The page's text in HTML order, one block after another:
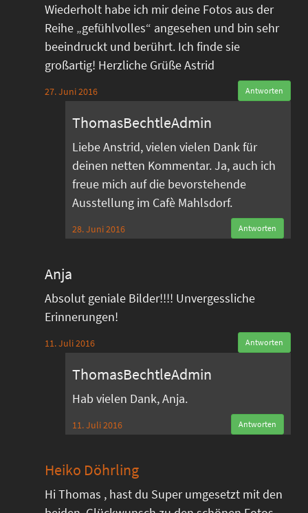
Wiederholt habe ich mir deine Fotos aus der
Reihe „gefühlvolles“ angesehen und bin sehr
beeindruckt und berührt. Ich finde sie
großartig! Herzliche Grüße Astrid
27. Juni 2016 Antworten
ThomasBechtleAdmin
Liebe Anstrid, vielen vielen Dank für
deinen netten Kommentar. Ja, auch ich
freue mich auf die bevorstehende
Ausstellung im Cafè Mahlsdorf.
28. Juni 2016 Antworten
Anja
Absolut geniale Bilder!!!! Unvergessliche
Erinnerungen!
11. Juli 2016 Antworten
ThomasBechtleAdmin
Hab vielen Dank, Anja.
11. Juli 2016 Antworten
Heiko Döhrling
Hi Thomas , hast du Super umgesetzt mit den